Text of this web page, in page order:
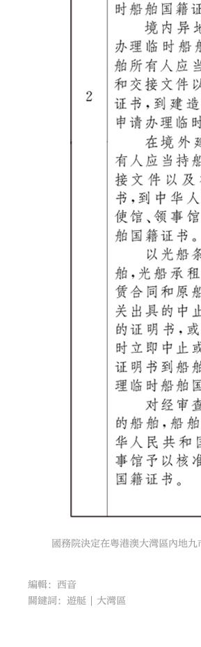
國務院決定在粵港澳大灣區內地
編輯：西音
關鍵詞： 遊艇 大灣區